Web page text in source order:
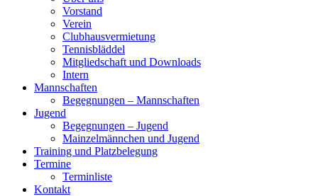
Vorstand
Verein
Clubhausvermietung
Tennisbläddel
Mitgliedschaft und Downloads
Intern
Mannschaften
Begegnungen – Mannschaften
Jugend
Begegnungen – Jugend
Mainzelmännchen und Jugend
Training und Platzbelegung
Termine
Terminliste
Kontakt